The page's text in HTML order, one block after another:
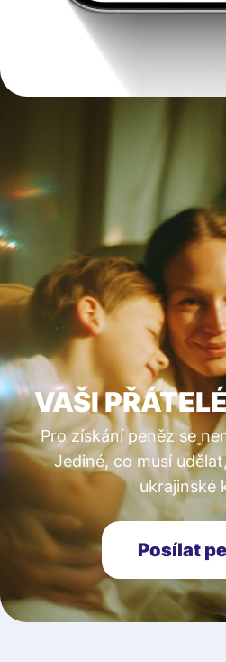
VAŠI
Pro získání peněz se
Jediné, co musí
ukrajinské
Posílat